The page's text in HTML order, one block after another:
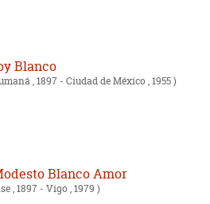
Blanco
, 1897 - Ciudad de México , 1955 )
Blanco Amor
, 1897 - Vigo , 1979 )